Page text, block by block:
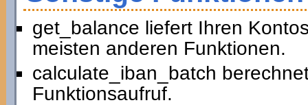
get_balance liefert Ihren
meisten anderen Funktionen.
calculate_iban_batch
Funktionsaufruf.